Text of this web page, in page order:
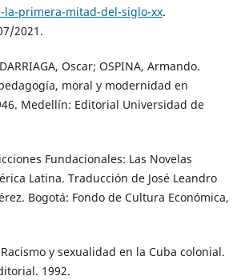
primera-mitad-del-siglo-xx.
2021.
Oscar; OSPINA, Armando.
moral y modernidad en
Medellín: Editorial Universidad de
Fundacionales: Las Novelas
Latina. Traducción de José Leandro
Bogotá: Fondo de Cultura Económica,
Racismo y sexualidad en la Cuba colonial.
1992.